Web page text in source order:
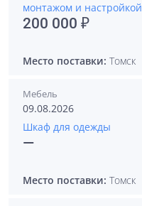
монтажом и настройкой
200 000 ₽
Место поставки: Томск
Мебель
09.08.2026
Шкаф для одежды
—
Место поставки: Томск